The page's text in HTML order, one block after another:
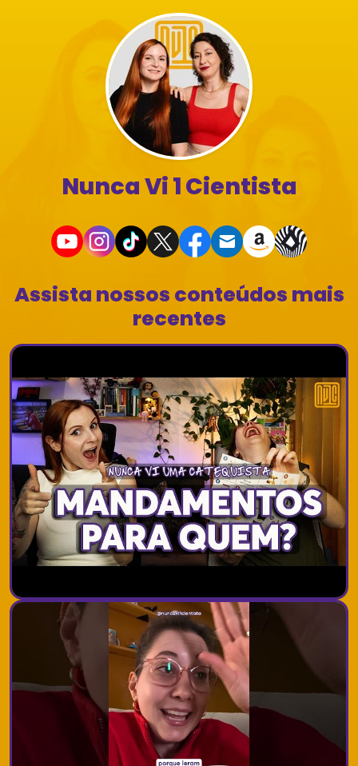
Nunca Vi 1 Cientista
Assista nossos conteúdos mais
recentes